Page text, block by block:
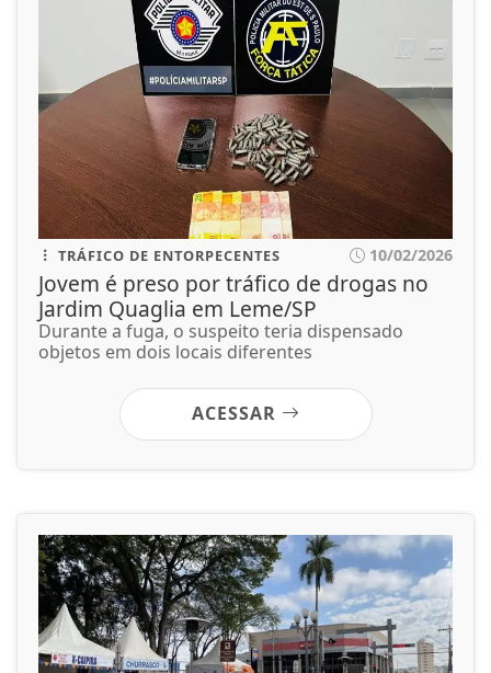
TRÁFICO DE ENTORPECENTES 10/02/2026
Jovem é preso por tráfico de drogas no
Jardim Quaglia em Leme/SP
Durante a fuga, o suspeito teria dispensado
objetos em dois locais diferentes
ACESSAR